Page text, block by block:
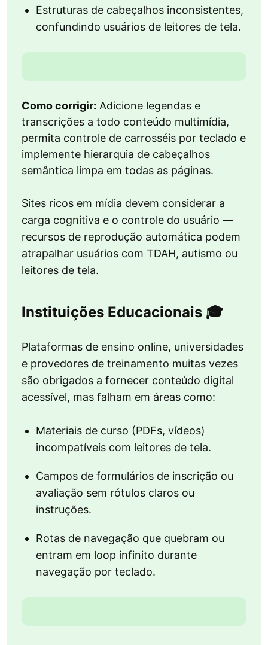
Estruturas de cabeçalhos inconsistentes,
confundindo usuários de leitores de tela.
Como corrigir: Adicione legendas e
transcrições a todo conteúdo multimídia,
permita controle de carrosséis por teclado e
implemente hierarquia de cabeçalhos
semântica limpa em todas as páginas.
Sites ricos em mídia devem considerar a
carga cognitiva e o controle do usuário —
recursos de reprodução automática podem
atrapalhar usuários com TDAH, autismo ou
leitores de tela.
Instituições Educacionais 🎓
Plataformas de ensino online, universidades
e provedores de treinamento muitas vezes
são obrigados a fornecer conteúdo digital
acessível, mas falham em áreas como:
Materiais de curso (PDFs, vídeos)
incompatíveis com leitores de tela.
Campos de formulários de inscrição ou
avaliação sem rótulos claros ou
instruções.
Rotas de navegação que quebram ou
entram em loop infinito durante
navegação por teclado.